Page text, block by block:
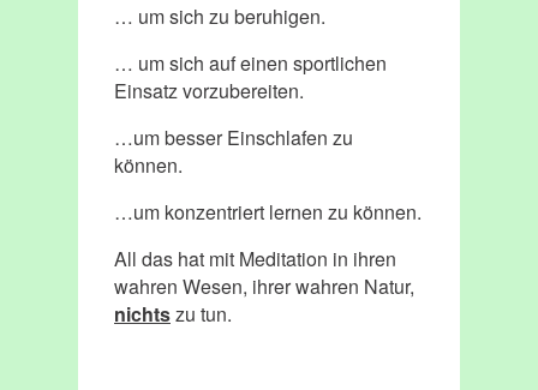
… um sich zu beruhigen.
… um sich auf einen sportlichen
Einsatz vorzubereiten.
…um besser Einschlafen zu
können.
…um konzentriert lernen zu können.
All das hat mit Meditation in ihren
wahren Wesen, ihrer wahren Natur,
nichtszu tun.